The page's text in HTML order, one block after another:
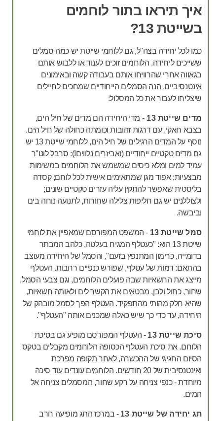
איך תיראו בתור לוחמים
בשייטת 13?
כמו לכל יחידה בצה"ל, גם ללוחמי שייטת יש כמה סמלים
ששייכים ליחידה. הלוחמים זוכים לענוד או ללבוש אותם
בגאווה אחרי שהרוויחו אותם בעבודה קשה ובאימונים
אינטנסיביים. הנה הסמלים הייחודיים שמחכים לחיילים
שיצליחו לעבור את כל המסלול:
מדים שייטת 13 -
מדי היחידה הם מדים של חיל הים,
בצבא חאקי, עם דרגות זהובות וכומתה כחולה של חיל הים.
נוסף על המדים הרגילים של חיל הים, ללוחמי שייטת 13 יש
גם מדים טקטיים ייחודיים (ואביזרים נלווים!): סרבל לוט"ר
עמיד למים ומלא כיסים שמשמש את הלוחמים במשימות
מבצעיות; אפוד מגן שמתאימים אישית לכל לוחם; קסדה
בליסטית שאפשר להתקין עליה עזרים טקטיים שונים;
ולצוללנים יש גם חליפות צלילה שחורות, לתנועה נוחה בים
וביבשה.
סמל שייטת 13
- המשפט המפורסם שמאפיין את לוחמי
שייטת 13 הוא:
"כעטלף המגיח בעלטה, כלהב המבתר
בדומייה, כרימון המתנפץ בזעם", והסמל של היחידה מעוצב
בהתאם: דמות של עטלף, שפורש כנפיים רחבות. העטלף
מייצג את החשאיות שבה פועלים הלוחמים, וגם צבעי הסמל,
שחור, כחול ולבן, מבטאים את הקשר לים ולאותה חשאיות,
שהיא חלק מהותי מהתפקיד. העטלף הפך לסמל מובהק של
היחידה, עד כדי כך שיש כאלה שמכנים אותה "העטלף".
סיכת שייטת 13
- העטלף המפורסם מופיע גם בסיכת
הלוחם. את סיכת העטלף הכסופה הלוחמים מקבלים בטקס
הסיום החגיגי של ההכשרה, לאחר תקופה מפרכת
ואינטנסיבית של 20 חודשים. הלוחמים עונדים עוד סיכה
מיוחדת - כנפי צניחה על רקע שחור, המסמלים צניחה אל
המים.
תג יחידה של שייטת 13
- במרכז התג מופיעה חרב